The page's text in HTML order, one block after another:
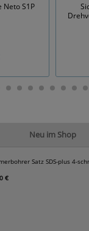
Neu im Shop
Satz SDS-plus 4-
€
Neto S1P